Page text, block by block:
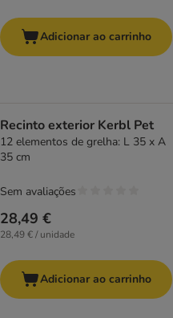
Adicionar ao carrinho
Recinto exterior Kerbl Pet
12 elementos de grelha: L 35 x A
35 cm
28,49 €
28,49 € / unidade
Sem avaliações
Adicionar ao carrinho